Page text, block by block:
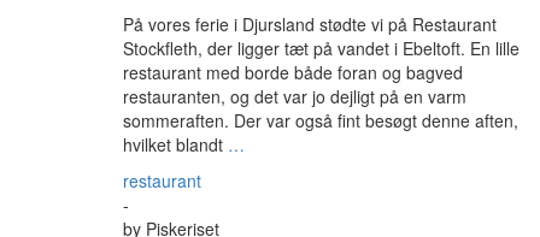
På vores ferie i Djursland stødte vi på Restaurant
Stockfleth, der ligger tæt på vandet i Ebeltoft. En lille
restaurant med borde både foran og bagved
restauranten, og det var jo dejligt på en varm
sommeraften. Der var også fint besøgt denne aften,
hvilket blandt …
restaurant
-
by Piskeriset